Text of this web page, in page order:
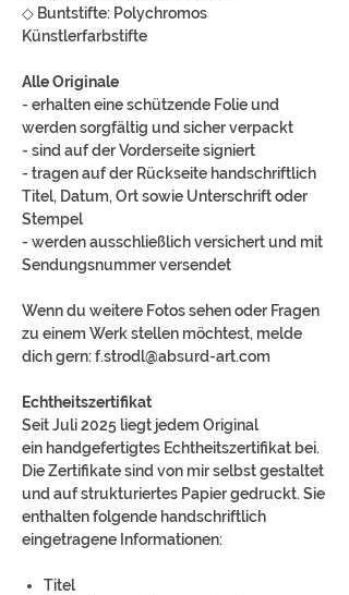
◇ Buntstifte: Polychromos
Künstlerfarbstifte
Alle Originale
- erhalten eine schützende Folie und
werden sorgfältig und sicher verpackt
- sind auf der Vorderseite signiert
- tragen auf der Rückseite handschriftlich
Titel, Datum, Ort sowie Unterschrift oder
Stempel
- werden ausschließlich versichert und mit
Sendungsnummer versendet
Wenn du weitere Fotos sehen oder Fragen
zu einem Werk stellen möchtest, melde
dich gern: f.strodl@absurd-art.com
Echtheitszertifikat
Seit Juli 2025 liegt jedem Original
ein handgefertigtes Echtheitszertifikat bei.
Die Zertifikate sind von mir selbst gestaltet
und auf strukturiertes Papier gedruckt. Sie
enthalten folgende handschriftlich
eingetragene Informationen:
Titel